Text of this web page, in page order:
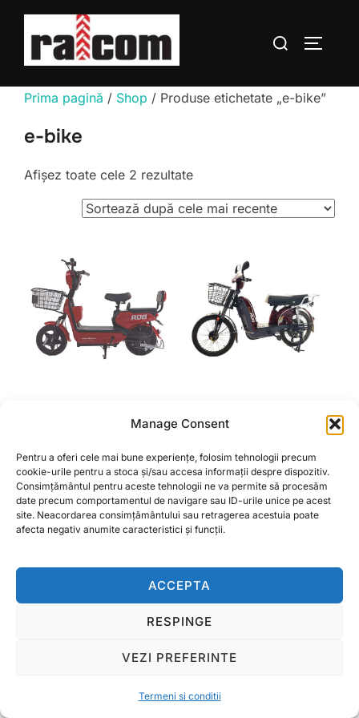
Manage Consent
Pentru a oferi cele mai bune experiențe, folosim tehnologii precum
cookie-urile pentru a stoca și/sau accesa informații despre dispozitiv.
Consimțământul pentru aceste tehnologii ne va permite să procesăm
date precum comportamentul de navigare sau ID-urile unice pe acest
site. Neacordarea consimțământului sau retragerea acestuia poate
afecta negativ anumite caracteristici și funcții.
ACCEPTA
RESPINGE
VEZI PREFERINTE
Termeni si conditii
conținut
Caută
Prima pagină / Shop / Produse etichetate „e-bike”
e-bike
Afișez toate cele 2 rezultateSortat
după
cele
recente
permis, YG3 250W-
2.999,00lei
ADAUGĂ ÎN COȘ
permis, Dunarea, 450W,
4.599,00lei
ADAUGĂ ÎN COȘ
Inspiro ThemedeWPZOOM